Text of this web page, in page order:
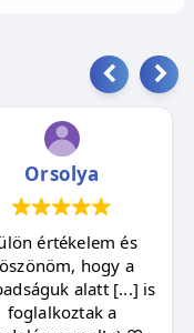
Orsolya
értékelem és
hogy a
alatt [...] is
foglalkoztak a